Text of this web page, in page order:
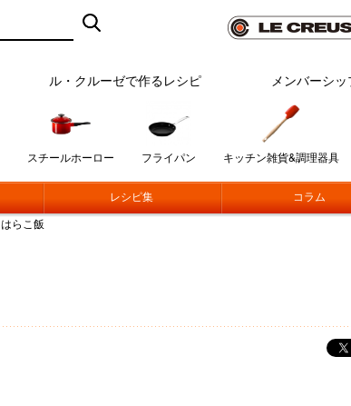
ル・クルーゼで作るレシピ メンバーシ
スチールホーロー フライパン キッチン雑貨&調理器具
レシピ集 コラム
はらこ飯